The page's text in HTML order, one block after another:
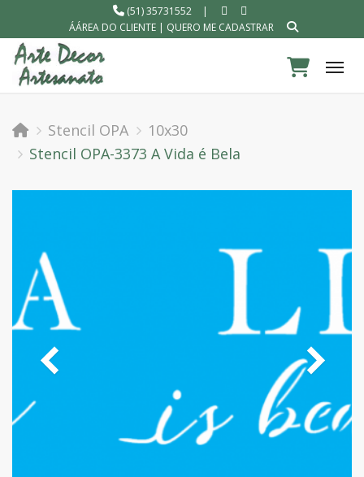
(51) 35731552
|
ÁÁREA DO CLIENTE| QUERO ME CADASTRAR
Stencil OPA
10x30
Stencil OPA-3373 A Vida é Bela